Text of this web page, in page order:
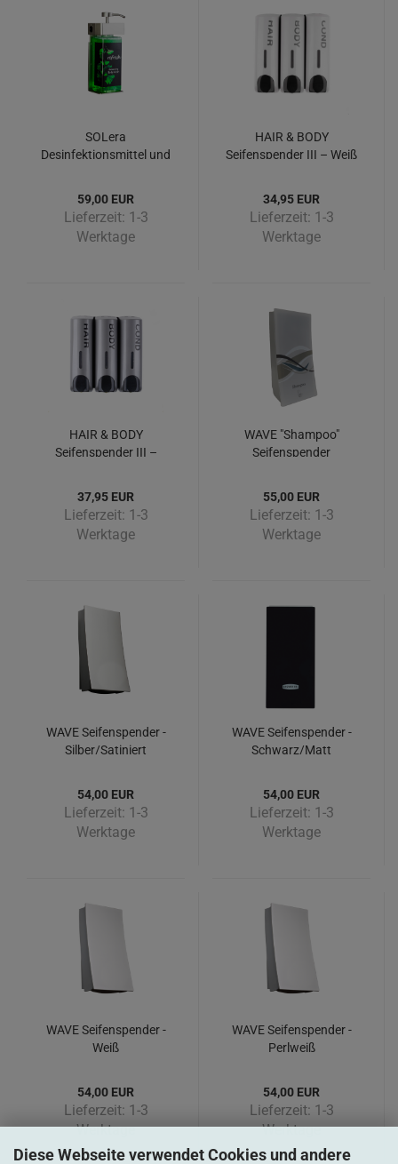
Diese Webseite verwendet Cookies und andere
SOLera
Desinfektionsmittel und
59,00 EUR
Lieferzeit: 1-3
Werktage
HAIR & BODY
Seifenspender III – Weiß
34,95 EUR
Lieferzeit: 1-3
Werktage
HAIR & BODY
Seifenspender III –
37,95 EUR
Lieferzeit: 1-3
Werktage
WAVE "Shampoo"
Seifenspender
Sichtfenster
55,00 EUR
Lieferzeit: 1-3
Werktage
WAVE Seifenspender -
Silber/Satiniert
54,00 EUR
Lieferzeit: 1-3
Werktage
WAVE Seifenspender -
Schwarz/Matt
54,00 EUR
Lieferzeit: 1-3
Werktage
WAVE Seifenspender -
Weiß
54,00 EUR
Lieferzeit: 1-3
Werktage
WAVE Seifenspender -
Perlweiß
54,00 EUR
Lieferzeit: 1-3
Werktage